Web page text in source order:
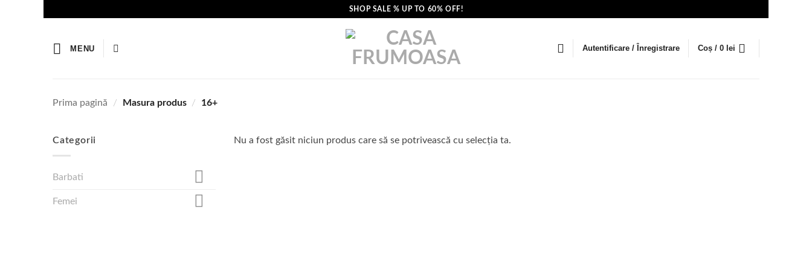
SHOP SALE % UP TO 60% OFF!
MENU Autentificare / Înregistrare Coș / 0 lei
Prima pagină / Masura produs / 16+
Categorii
Barbati
Femei
Nu a fost găsit niciun produs care să se potrivească cu selecția ta.